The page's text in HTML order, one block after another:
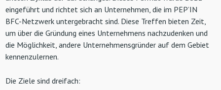
eingeführt und richtet sich an Unternehmen, die im PEP’IN
BFC-Netzwerk untergebracht sind. Diese Treffen bieten Zeit,
um über die Gründung eines Unternehmens nachzudenken und
die Möglichkeit, andere Unternehmensgründer auf dem Gebiet
kennenzulernen.
Die Ziele sind dreifach: